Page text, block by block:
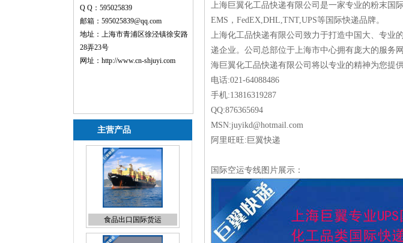
Q Q：595025839
邮箱：595025839@qq.com
地址：上海市青浦区徐泾镇徐安路
28弄23号
网址： http://www.cn-shjuyi.com
主营产品
食品出口国际货运
日本专线国际空运
上海巨翼化工品快递有限公司是一家专业的粉末国
EMS，FedEX,DHL,TNT,UPS等国际快递品牌。
上海化工品快递有限公司致力于打造中国大、专业
递企业。公司总部位于上海市中心拥有庞大的服务
海巨翼化工品快递有限公司将以专业的精神为您提
电话:021-64088486
手机:13816319287
QQ:876365694
MSN:juyikd@hotmail.com
阿里旺旺:巨翼快递
国际空运专线图片展示：